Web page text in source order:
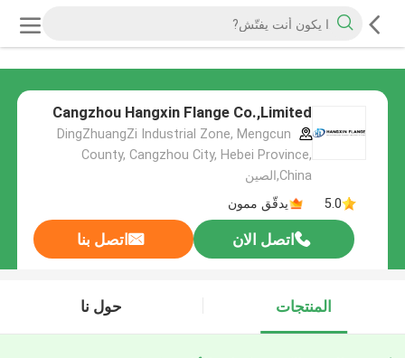
Cangzhou Hangxin Flange Co.,Limited
DingZhuangZi Industrial Zone, Mengcun
County, Cangzhou City, Hebei Province,
China,الصين
5.0
يدقّق ممون
اتصل الان اتصل بنا
المنتجات حول نا